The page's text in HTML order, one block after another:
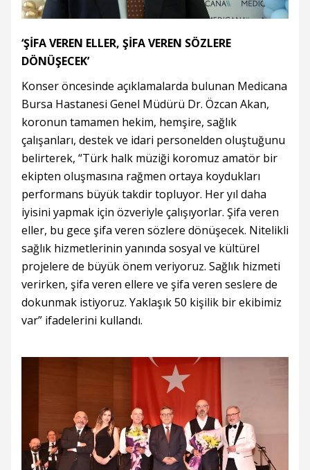
‘ŞİFA VEREN ELLER, ŞİFA VEREN SÖZLERE
DÖNÜŞECEK’
Konser öncesinde açıklamalarda bulunan Medicana
Bursa Hastanesi Genel Müdürü Dr. Özcan Akan,
koronun tamamen hekim, hemşire, sağlık
çalışanları, destek ve idari personelden oluştuğunu
belirterek, “Türk halk müziği koromuz amatör bir
ekipten oluşmasına rağmen ortaya koydukları
performans büyük takdir topluyor. Her yıl daha
iyisini yapmak için özveriyle çalışıyorlar. Şifa veren
eller, bu gece şifa veren sözlere dönüşecek. Nitelikli
sağlık hizmetlerinin yanında sosyal ve kültürel
projelere de büyük önem veriyoruz. Sağlık hizmeti
verirken, şifa veren ellere ve şifa veren seslere de
dokunmak istiyoruz. Yaklaşık 50 kişilik bir ekibimiz
var” ifadelerini kullandı.